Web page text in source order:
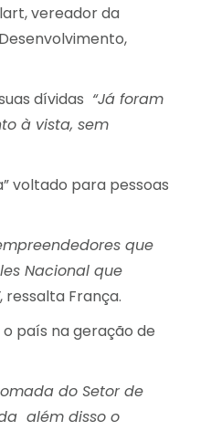
vereador da
dívidas “Já foram
à vista, sem
voltado para pessoas
que
Nacional que
, ressalta França.
país na geração de
do Setor de
além disso o